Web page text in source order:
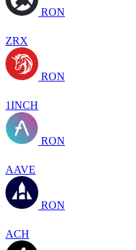
RON
ZRX
RON
1INCH
RON
AAVE
RON
ACH